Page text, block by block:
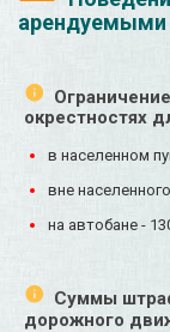
арендуемыми
окрестностях
в населенном
вне
на автобане -
Суммы
дорожного